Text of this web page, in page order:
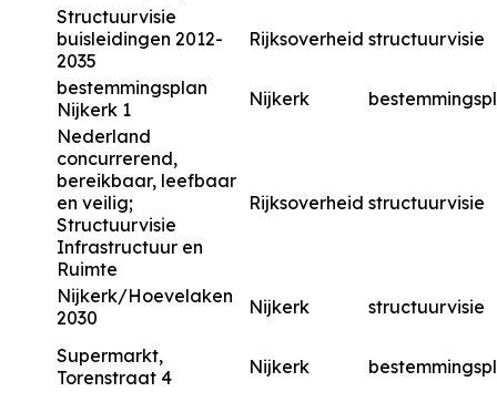
Structuurvisie
buisleidingen 2012-
2035
Rijksoverheid structuurvisie
bestemmingsplan
Nijkerk 1
Nijkerk
Nederland
concurrerend,
bereikbaar, leefbaar
en veilig;
Structuurvisie
Infrastructuur en
Ruimte
Rijksoverheid structuurvisie
Nijkerk/Hoevelaken
2030
Nijkerk structuurvisie
Supermarkt,
Torenstraat 4
Nijkerk